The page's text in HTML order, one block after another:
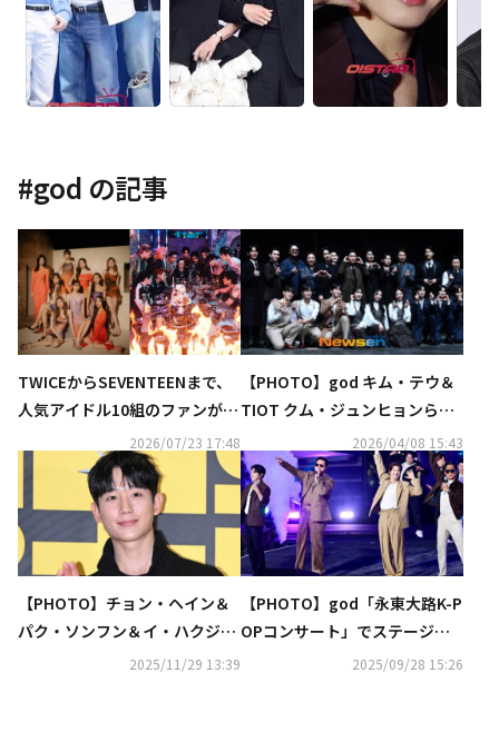
#god の記事
TWICEからSEVENTEENまで、
人気アイドル10組のファンが熾
烈なバトル！新サバイバル番組
「ファンダムステージ」に注目
2026/07/23 17:48
【PHOTO】god キム・テウ＆
TIOT クム・ジュンヒョンら、
ミュージカル「ハーグ」プレス
コールに出席
2026/04/08 15:43
【PHOTO】チョン・ヘイン＆
パク・ソンフン＆イ・ハクジュ
ら、映画「情報員」VIP試写会
2025/11/29 13:39
【PHOTO】god「永東大路K-P
OPコンサート」でステージ披
2025/09/28 15:26